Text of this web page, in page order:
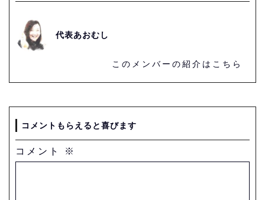
代表あおむし
このメンバーの紹介はこちら
コメントもらえると喜びます
コメント ※